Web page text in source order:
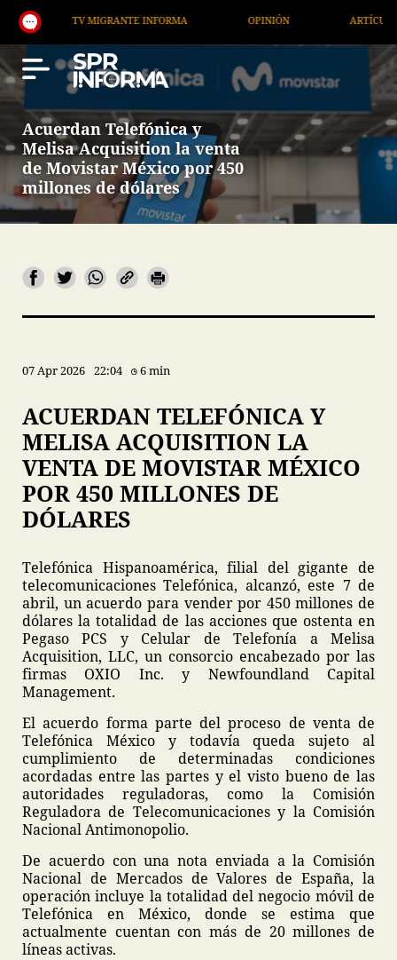
TV MIGRANTE INFORMA ARTÍCULOS
Acuerdan Telefónica y
Melisa Acquisition la venta
de Movistar México por 450
millones de dólares
07 Apr 2026 22:04 6 min
ACUERDAN TELEFÓNICA Y
MELISA ACQUISITION LA
VENTA DE MOVISTAR MÉXICO
POR 450 MILLONES DE
DÓLARES
Telefónica Hispanoamérica, filial del gigante de
telecomunicaciones Telefónica, alcanzó, este 7 de
abril, un acuerdo para vender por 450 millones de
dólares la totalidad de las acciones que ostenta en
Pegaso PCS y Celular de Telefonía a Melisa
Acquisition, LLC, un consorcio encabezado por las
firmas OXIO Inc. y Newfoundland Capital
Management.
El acuerdo forma parte del proceso de venta de
Telefónica México y todavía queda sujeto al
cumplimiento de determinadas condiciones
acordadas entre las partes y el visto bueno de las
autoridades reguladoras, como la Comisión
Reguladora de Telecomunicaciones y la Comisión
Nacional Antimonopolio.
De acuerdo con una nota enviada a la Comisión
Nacional de Mercados de Valores de España, la
operación incluye la totalidad del negocio móvil de
Telefónica en México, donde se estima que
actualmente cuentan con más de 20 millones de
líneas activas.